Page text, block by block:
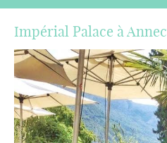
Impérial Palace à